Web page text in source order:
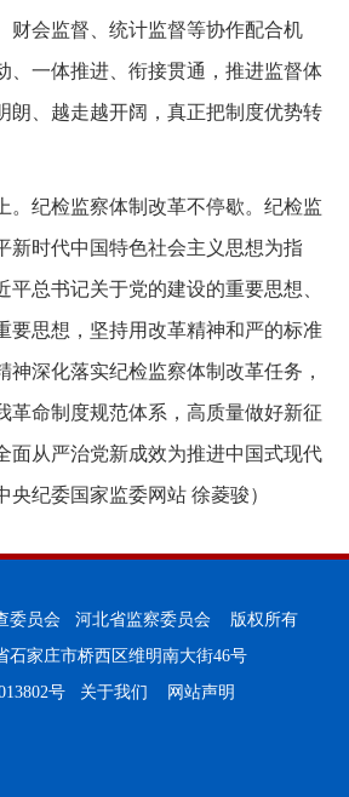
财会监督、统计监督等协作配合机
、一体推进、衔接贯通，推进监督体
朗、越走越开阔，真正把制度优势转
。纪检监察体制改革不停歇。纪检监
新时代中国特色社会主义思想为指
平总书记关于党的建设的重要思想、
要思想，坚持用改革精神和严的标准
神深化落实纪检监察体制改革任务，
革命制度规范体系，高质量做好新征
面从严治党新成效为推进中国式现代
央纪委国家监委网站 徐菱骏）
委员会 河北省监察委员会 版权所有
石家庄市桥西区维明南大街46号
号
关于我们 网站声明